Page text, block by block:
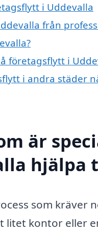
i Uddevalla
från
företagsflytt i
i andra städer
är
hjälpa
som kräver
kontor eller